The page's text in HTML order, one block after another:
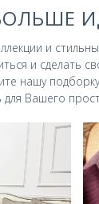
и
и сделать
нашу
для Вашего